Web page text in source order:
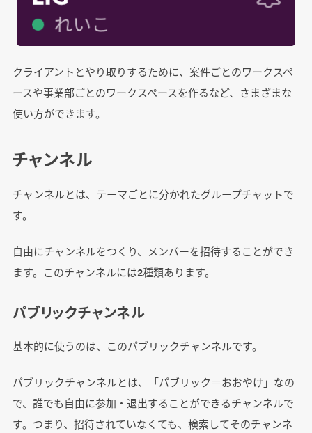
クライアントとやり取りするために、案件ごとのワークスペ
ースや事業部ごとのワークスペースを作るなど、さまざまな
使い方ができます。
チャンネル
チャンネルとは、テーマごとに分かれたグループチャットで
す。
自由にチャンネルをつくり、メンバーを招待することができ
ます。このチャンネルには2種類あります。
パブリックチャンネル
基本的に使うのは、このパブリックチャンネルです。
パブリックチャンネルとは、「パブリック＝おおやけ」なの
で、誰でも自由に参加・退出することができるチャンネルで
す。つまり、招待されていなくても、検索してそのチャンネ